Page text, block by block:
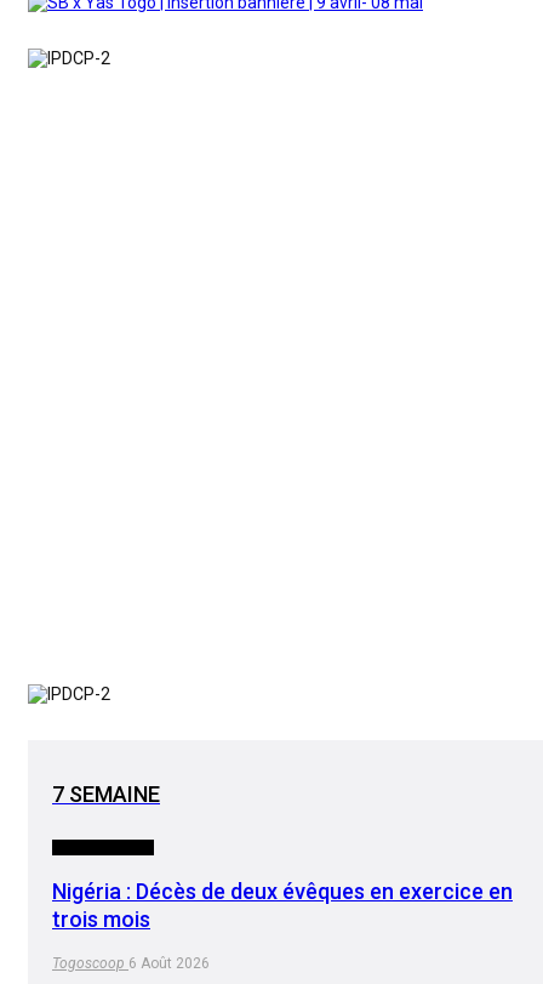
7 SEMAINE
Nigéria : Décès de deux évêques en exercice en
trois mois
Togoscoop 6 Août 2026